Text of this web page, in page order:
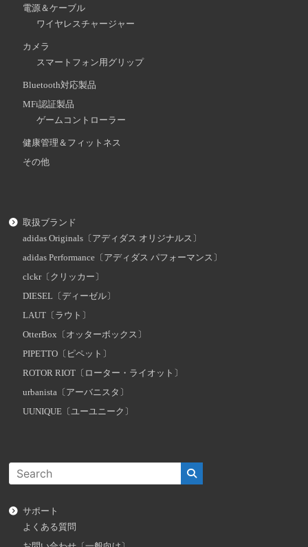
電源＆ケーブル
ワイヤレスチャージャー
カメラ
スマートフォン用グリップ
Bluetooth対応製品
MFi認証製品
ゲームコントローラー
健康管理＆フィットネス
その他
取扱ブランド
adidas Originals〔アディダス オリジナルス〕
adidas Performance〔アディダス パフォーマンス〕
clckr〔クリッカー〕
DIESEL〔ディーゼル〕
LAUT〔ラウト〕
OtterBox〔オッターボックス〕
PIPETTO〔ピペット〕
ROTOR RIOT〔ローター・ライオット〕
urbanista〔アーバニスタ〕
UUNIQUE〔ユーユニーク〕
サポート
よくある質問